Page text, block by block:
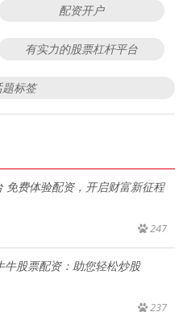
配资开户
有实力的股票杠杆平台
题标签
免费体验配资，开启财富新征程
247
股票配资：助您轻松炒股
237